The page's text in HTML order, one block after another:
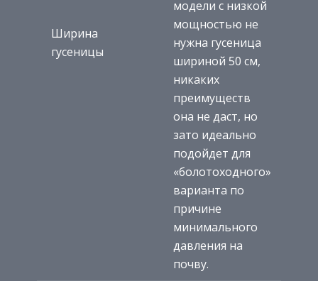
Ширина
гусеницы
модели с низкой
мощностью не
нужна гусеница
шириной 50 см,
никаких
преимуществ
она не даст, но
зато идеально
подойдет для
«болотоходного»
варианта по
причине
минимального
давления на
почву.